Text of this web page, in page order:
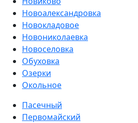
Новоалександровка
Новокладовое
Новониколаевка
Новоселовка
Обуховка
Озерки
Окольное
Пасечный
Первомайский